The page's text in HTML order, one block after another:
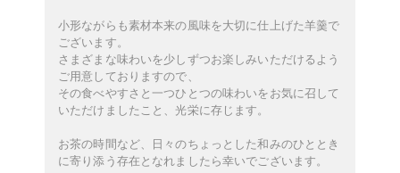
小形ながらも素材本来の風味を大切に仕上げた羊羹で
ございます。
さまざまな味わいを少しずつお楽しみいただけるよう
ご用意しておりますので、
その食べやすさと一つひとつの味わいをお気に召して
いただけましたこと、光栄に存じます。
お茶の時間など、日々のちょっとした和みのひととき
に寄り添う存在となれましたら幸いでございます。